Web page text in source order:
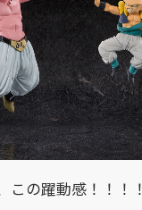
この躍動感！！！！